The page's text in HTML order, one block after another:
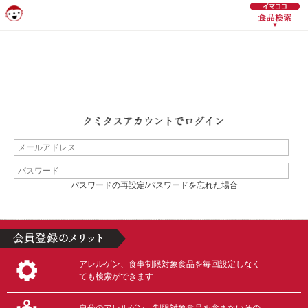
パスワードの再設定/パスワードを忘れた場合
アレルゲン、食事制限対象食品を毎回設定しなく
ても検索ができます